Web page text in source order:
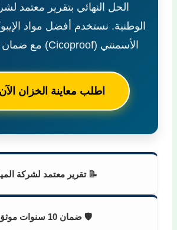
الحل النهائي بتقرير معتمد
الوطنية. نستخدم أفضل مواد
الأسمنتي (Cicoproof) مع ضمان 10 سنوات.
اطلب معاينة الخزان
📝 تقرير معتمد لشركة
🛡️ ضمان 10 سنوات موثق